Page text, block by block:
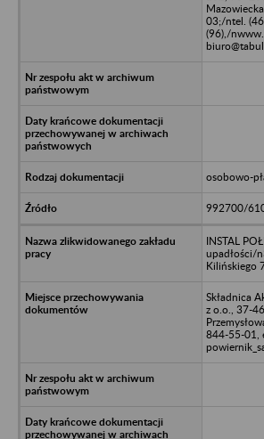
03;/ntel.
(96),/
osobowo-
992700/
INSTAL
upadłości/
Kilińskiego
Składnica
z o.o., 37-
844-55-01,